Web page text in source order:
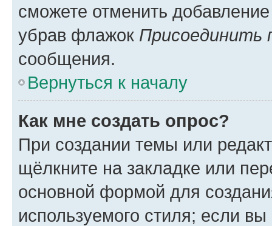
сможете отменить
убрав флажок Присоединить
сообщения.
Вернуться к началу
Как мне создать опрос?
При создании темы или
щёлкните на закладке или
основной формой для
используемого стиля; если